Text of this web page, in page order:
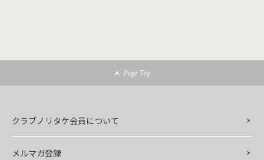
Page Top
クラブノリタケ会員について
メルマガ登録